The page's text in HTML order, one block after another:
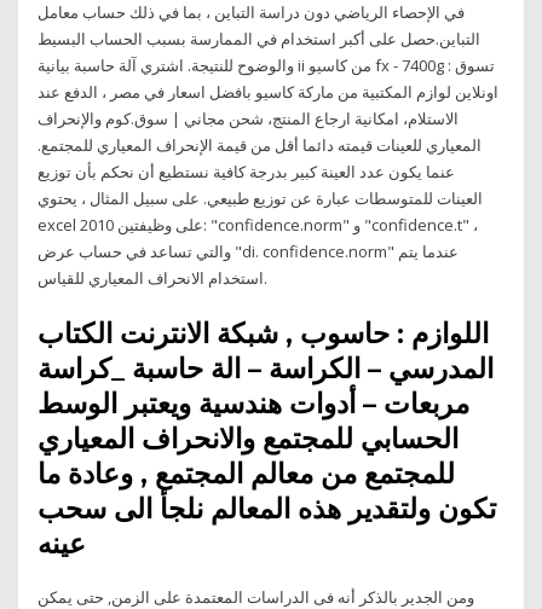
في الإحصاء الرياضي دون دراسة التباين ، بما في ذلك حساب معامل
التباين.حصل على أكبر استخدام في الممارسة بسبب الحساب البسيط
والوضوح للنتيجة. اشتري آلة حاسبة بيانية ii من كاسيو fx - 7400g : تسوق
اونلاين لوازم المكتبية من ماركة كاسيو بافضل اسعار في مصر ، الدفع عند
الاستلام، امكانية ارجاع المنتج، شحن مجاني | سوق.كوم والإنحراف
المعياري للعينات قيمته دائما أقل من قيمة الإنحراف المعياري للمجتمع.
عنما يكون عدد العينة كبير بدرجة كافية نستطيع أن نحكم بأن توزيع
العينات للمتوسطات عبارة عن توزيع طبيعي. على سبيل المثال ، يحتوي
excel 2010 على وظيفتين: "confidence.norm" و "confidence.t" ،
والتي تساعد في حساب عرض "di. confidence.norm" عندما يتم
استخدام الانحراف المعياري للقياس.
اللوازم : حاسوب , شبكة الانترنت الكتاب
المدرسي – الكراسة – الة حاسبة _كراسة
مربعات – أدوات هندسية ويعتبر الوسط
الحسابي للمجتمع والانحراف المعياري
للمجتمع من معالم المجتمع , وعادة ما
تكون ولتقدير هذه المعالم نلجأ الى سحب
عينه
ومن الجدير بالذكر أنه فى الدراسات المعتمدة على الزمن, حتى يمكن